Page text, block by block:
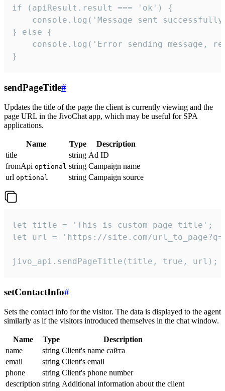
if (apiResult.result === 'ok') {
console.log('Message sent
} else {
console.log('Error sending message,
}
sendPageTitle#
Updates the title of the page the client is currently viewing and the
page URL in the JivoChat app, which may be useful for SPA
applications.
Name Type
Description
title
string Ad ID
fromApi optional string Campaign name
url optional string Campaign source
let title = 'This is custom page title';
let url = 'https://site.com/
jivo_api.sendPageTitle(title, true, url);
setContactInfo#
Sets the contact info for the visitor. The data is displayed to the agent
similarly as if the visitors introduced themselves in the chat window.
Name Type
Description
name
string Client's name сайта
email
string Client's email
phone
string Client's phone number
description string Additional information about the client